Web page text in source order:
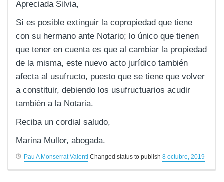
Apreciada Silvia,
Sí es posible extinguir la copropiedad que tiene
con su hermano ante Notario; lo único que tienen
que tener en cuenta es que al cambiar la propiedad
de la misma, este nuevo acto jurídico también
afecta al usufructo, puesto que se tiene que volver
a constituir, debiendo los usufructuarios acudir
también a la Notaria.
Reciba un cordial saludo,
Marina Mullor, abogada.
Pau A Monserrat Valenti Changed status to publish 8 octubre, 2019